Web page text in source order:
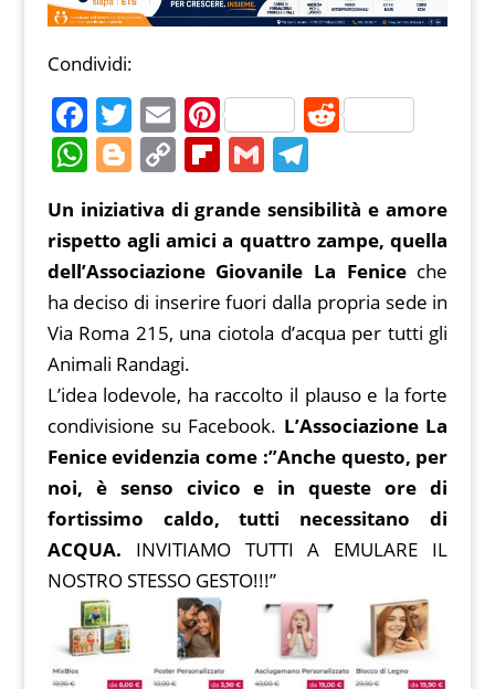
Condividi:
F
a
c
e
b
o
o
k
T
w
itt
er
E
m
ai
l
Pi
nt
er
e
st
R
di
t
W
h
at
s
A
p
p
Bl
o
g
g
er
C
o
p
y
Li
n
k
Fl
ip
b
o
ar
d
G
ai
l
T
el
e
gr
a
m
Un iniziativa di grande sensibilità e amore
rispetto agli amici a quattro zampe, quella
dell’Associazione Giovanile La Feniceche
ha deciso di inserire fuori dalla propria sede in
Via Roma 215, una ciotola d’acqua per tutti gli
Animali Randagi.
L’idea lodevole, ha raccolto il plauso e la forte
condivisione su Facebook. L’Associazione La
Fenice evidenzia come :”Anche questo, per
noi, è senso civico e in queste ore di
fortissimo caldo, tutti necessitano di
ACQUA. INVITIAMO TUTTI A EMULARE IL
NOSTRO STESSO GESTO!!!”